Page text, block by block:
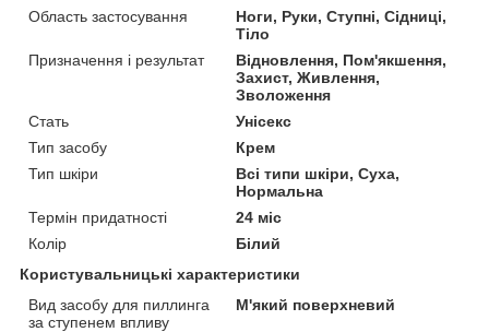
Область застосування
Ноги, Руки, Ступні, Сідниці,
Тіло
Призначення і результат
Відновлення, Пом'якшення,
Захист, Живлення,
Зволоження
Стать
Унісекс
Тип засобу
Крем
Тип шкіри
Всі типи шкіри, Суха,
Нормальна
Термін придатності
24 міс
Колір
Білий
Користувальницькі характеристики
Вид засобу для пиллинга
за ступенем впливу
М'який поверхневий